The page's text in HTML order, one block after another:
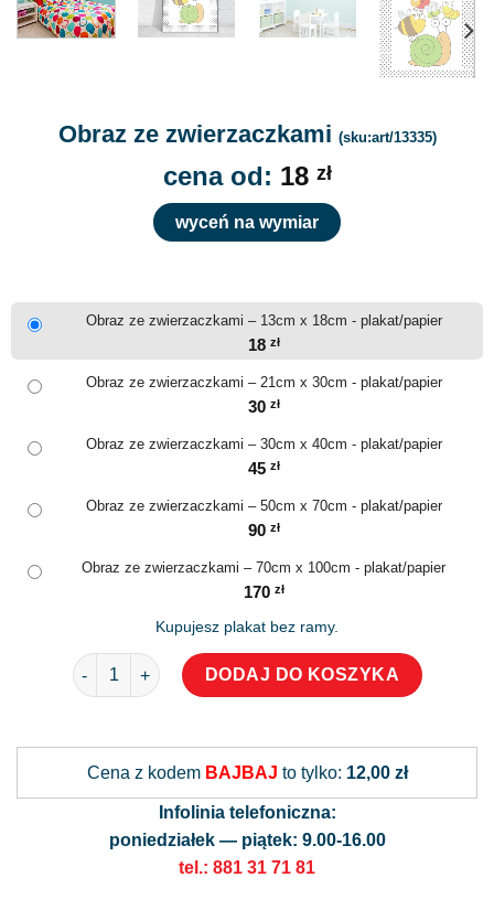
Obraz ze zwierzaczkami (sku:art/13335)
cena od: 18 zł
wyceń na wymiar
Obraz ze zwierzaczkami – 13cm x 18cm - plakat/papier
18 zł
Obraz ze zwierzaczkami – 21cm x 30cm - plakat/papier
30 zł
Obraz ze zwierzaczkami – 30cm x 40cm - plakat/papier
45 zł
Obraz ze zwierzaczkami – 50cm x 70cm - plakat/papier
90 zł
Obraz ze zwierzaczkami – 70cm x 100cm - plakat/papier
170 zł
Kupujesz plakat bez ramy.
ilość Obraz ze zwierzaczkami
DODAJ DO KOSZYKA
Cena z kodem BAJBAJ to tylko: 12,00 zł
Infolinia telefoniczna:
poniedziałek — piątek: 9.00-16.00
tel.: 881 31 71 81